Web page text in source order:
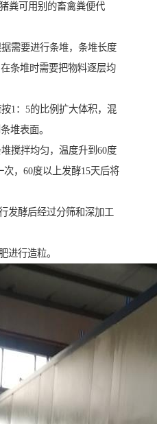
粪可用别的畜禽粪便代
需要进行条堆，条堆长度
条堆时需要把物料逐层均
1：5的比例扩大体积，混
堆表面。
搅拌均匀，温度升到60度
，60度以上发酵15天后将
发酵后经过分筛和深加工
进行造粒。